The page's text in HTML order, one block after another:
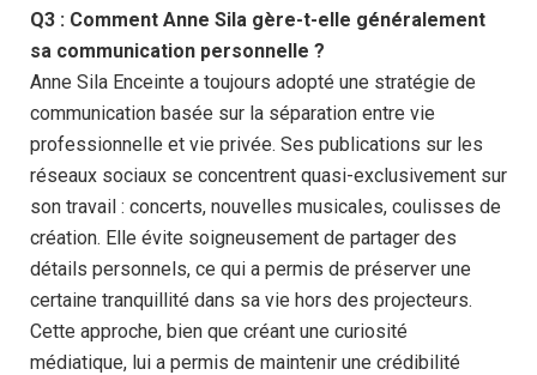
Q3 : Comment Anne Sila gère-t-elle généralement
sa communication personnelle ?
Anne Sila Enceinte a toujours adopté une stratégie de
communication basée sur la séparation entre vie
professionnelle et vie privée. Ses publications sur les
réseaux sociaux se concentrent quasi-exclusivement sur
son travail : concerts, nouvelles musicales, coulisses de
création. Elle évite soigneusement de partager des
détails personnels, ce qui a permis de préserver une
certaine tranquillité dans sa vie hors des projecteurs.
Cette approche, bien que créant une curiosité
médiatique, lui a permis de maintenir une crédibilité